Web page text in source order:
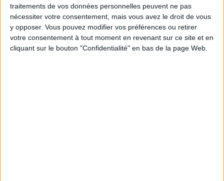
traitements de vos données personnelles peuvent ne pas
nécessiter votre consentement, mais vous avez le droit de vous
y opposer. Vous pouvez modifier vos préférences ou retirer
votre consentement à tout moment en revenant sur ce site et en
cliquant sur le bouton "Confidentialité" en bas de la page Web.
Peut-on remplacer la viande par des féculents ?
Consultation diététique du 05/08/2026